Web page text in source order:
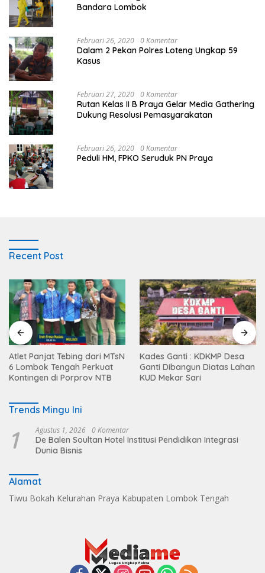
Bandara Lombok
Februari 26, 2020 0 Komentar
Dalam 2 Pekan Polres Loteng Ungkap 59
Kasus
Februari 27, 2020 0 Komentar
Rutan Kelas II B Praya Gelar Media Gathering
Dukung Resolusi Pemasyarakatan
Februari 26, 2020 0 Komentar
Peduli HM, FPKO Seruduk PN Praya
Recent Post
Atlet Panjat Tebing dari MTsN
6 Lombok Tengah Perkuat
Kontingen di Porprov NTB
Kades Ganti : KDKMP Desa
Ganti Dibangun Diatas Lahan
KUD Mekar Sari
Trends Mingu Ini
1 Agustus 1, 2026 0 Komentar
De Balen Soultan Hotel Institusi Pendidikan Integrasi
Dunia Bisnis
Alamat
Tiwu Bokah Kelurahan Praya Kabupaten Lombok Tengah